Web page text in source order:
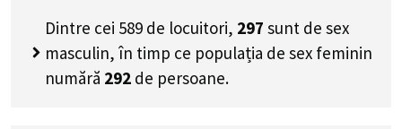
Dintre cei 589 de locuitori, 297 sunt de sex
masculin, în timp ce populația de sex feminin
numără 292 de persoane.